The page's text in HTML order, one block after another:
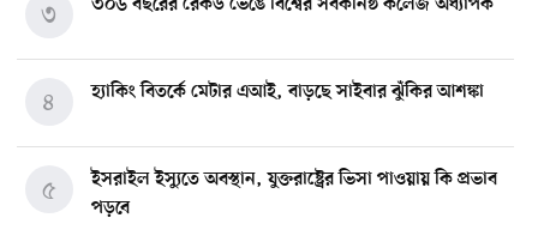
৩০৬ বছরের রেকর্ড ভেঙে বিশ্বের সর্বকনিষ্ঠ কলেজ অধ্যাপক
৩
হ্যাকিং বিতর্কে মেটার এআই, বাড়ছে সাইবার ঝুঁকির আশঙ্কা
৪
ইসরাইল ইস্যুতে অবস্থান, যুক্তরাষ্ট্রের ভিসা পাওয়ায় কি প্রভাব
পড়বে
৫